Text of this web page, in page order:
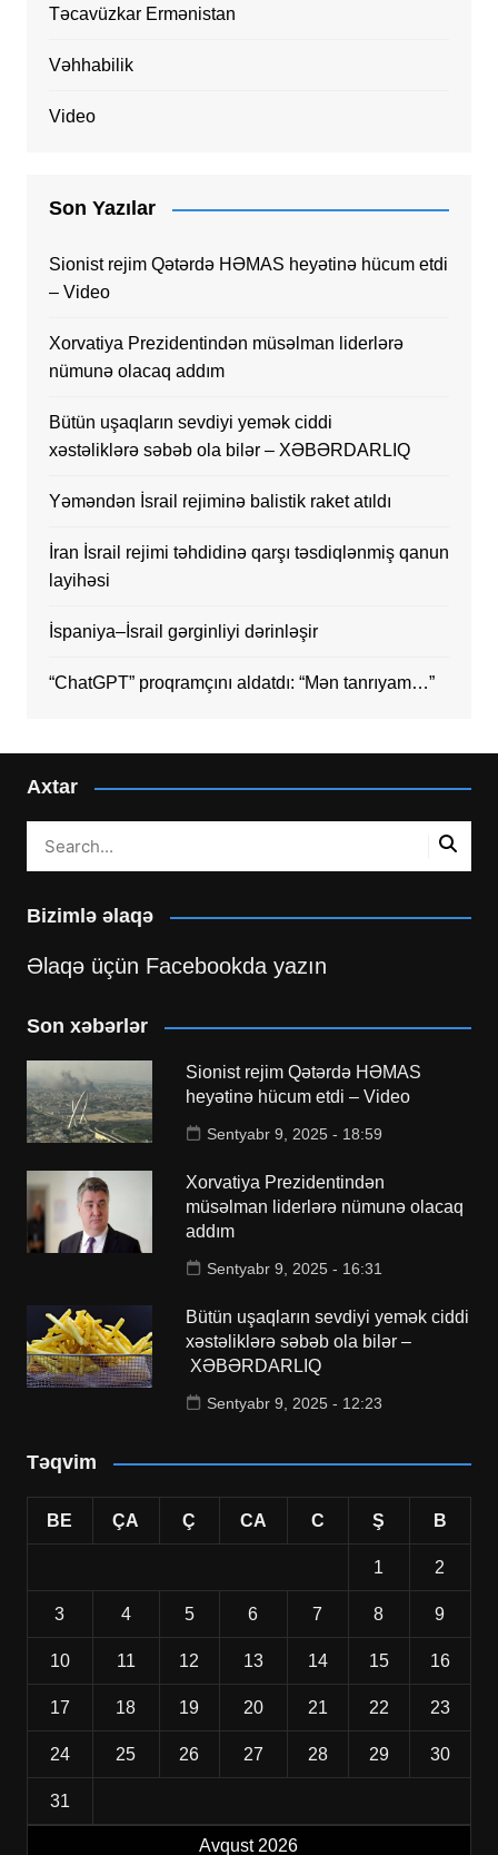
Təcavüzkar Ermənistan
Vəhhabilik
Video
Son Yazılar
Sionist rejim Qətərdə HƏMAS heyətinə hücum etdi
– Video
Xorvatiya Prezidentindən müsəlman liderlərə
nümunə olacaq addım
Bütün uşaqların sevdiyi yemək ciddi
xəstəliklərə səbəb ola bilər – XƏBƏRDARLIQ
Yəməndən İsrail rejiminə balistik raket atıldı
İran İsrail rejimi təhdidinə qarşı təsdiqlənmiş qanun
layihəsi
İspaniya–İsrail gərginliyi dərinləşir
“ChatGPT” proqramçını aldatdı: “Mən tanrıyam…”
Axtar
Bizimlə əlaqə
Əlaqə üçün Facebookda yazın
Son xəbərlər
Sionist rejim Qətərdə HƏMAS
heyətinə hücum etdi – Video
Sentyabr 9, 2025 - 18:59
Xorvatiya Prezidentindən
müsəlman liderlərə nümunə olacaq
addım
Sentyabr 9, 2025 - 16:31
Bütün uşaqların sevdiyi yemək ciddi
xəstəliklərə səbəb ola bilər –
XƏBƏRDARLIQ
Sentyabr 9, 2025 - 12:23
Təqvim
Avqust 2026
BE ÇA Ç CA C Ş B
1 2
3 4 5 6 7 8 9
10 11 12 13 14 15 16
17 18 19 20 21 22 23
24 25 26 27 28 29 30
31